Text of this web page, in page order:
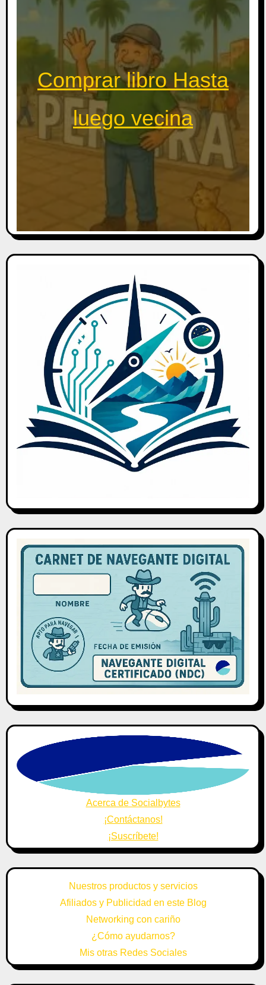
Comprar libro Hasta
luego vecina
Acerca de Socialbytes
¡Contáctanos!
¡Suscríbete!
Nuestros productos y servicios
Afiliados y Publicidad en este Blog
Networking con cariño
¿Cómo ayudarnos?
Mis otras Redes Sociales